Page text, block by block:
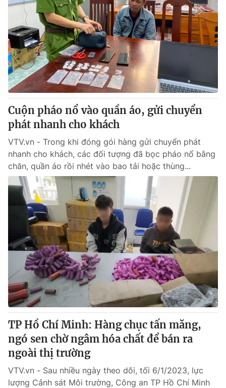
Thế giới
Tin tức
Thế giới đó đây
Câu chuyện quốc tế
Kinh tế
Tài chính
Thị trường
Góc doanh nghiệp
Dữ liệu và đời sống
Truyền hình
Phim VTV
Hậu trường
Nhân vật
Khán giả
Giải sao mai
Giải trí
Điện ảnh
Âm nhạc
Sao
Đời sống
Du lịch
Làm đẹp
Chất lượng cuộc sống
Giáo dục
Tuyển sinh
Học trực tuyến
Công nghệ
Hitech Công nghệ tương lai
Sản phẩm
Thị trường
Tư vấn
Giao lưu trực tuyến
Lịch phát sóng
Chuyên mục khác
Emagazine Podcast
Photo Infographic
Cuộn pháo nổ vào quần áo, gửi chuyển
phát nhanh cho khách
VTV.vn - Trong khi đóng gói hàng gửi chuyển phát
nhanh cho khách, các đối tượng đã bọc pháo nổ bằng
chăn, quần áo rồi nhét vào bao tải hoặc thùng...
TP Hồ Chí Minh: Hàng chục tấn măng,
ngó sen chờ ngâm hóa chất để bán ra
ngoài thị trường
VTV.vn - Sau nhiều ngày theo dõi, tối 6/1/2023, lực
lượng Cảnh sát Môi trường, Công an TP Hồ Chí Minh